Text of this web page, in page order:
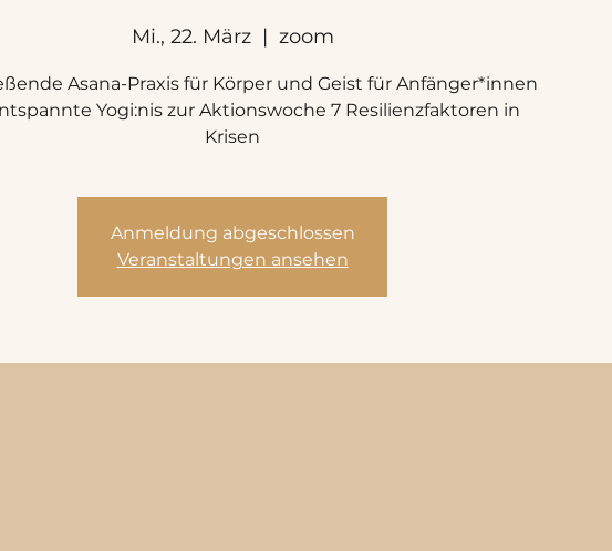
Mi., 22. März
  |
zoom
Asana-Praxis für Körper und Geist für Anfänger*innen
Yogi:nis zur Aktionswoche 7 Resilienzfaktoren in
Krisen
Anmeldung abgeschlossen
Veranstaltungen ansehen